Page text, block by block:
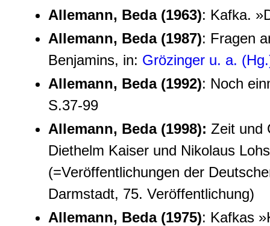
Allemann, Beda (1963): Kafka.
Allemann, Beda (1987): Fragen
Benjamins, in: Grözinger u. a.
Allemann, Beda (1992): Noch
S.37-99
Allemann, Beda (1998): Zeit und
Diethelm Kaiser und Nikolaus
(=Veröffentlichungen der
Darmstadt, 75. Veröffentlichung)
Allemann, Beda (1975): Kafkas